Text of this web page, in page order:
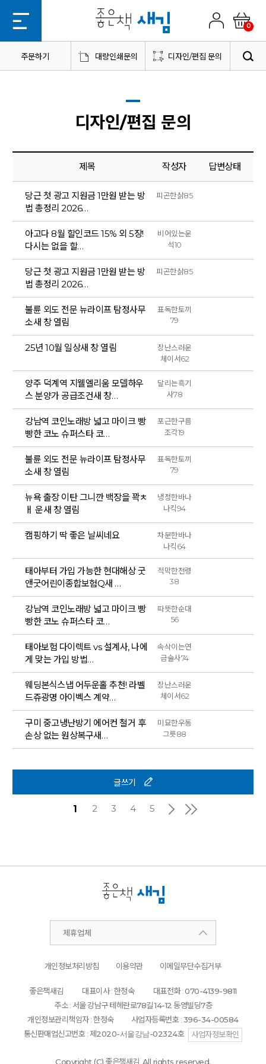
0
주문하기 대량인쇄문의 디자인/편집 문의
디자인/편집 문의
제목 작성자 답변상태
당근 첫 광고 지원금 1만원 받는 방
법 총정리 2026…
피곤한삵85
아고다 8월 할인코드 15% 외 5장!
다시는 없을 할…
비어있는운
석10
당근 첫 광고 지원금 1만원 받는 방
법 총정리 2026…
피곤한삵85
불륜 외도 전문 뉴라이프 탐정사무
소새 창 열림
표독한토끼
79
25년 10월 일상새 창 열림
장난스러운
체이서62
양주 덕계역 지웰엘리움 모델하우
스 분양가 공급조건새 창…
달리는흑기
사78
강남역 코인노래방 넓고 마이크 빵
빵한 코노 슈퍼스타 코…
포근한구름
조각19
불륜 외도 전문 뉴라이프 탐정사무
소새 창 열림
표독한토끼
79
뉴욕 출장 이탄 그니깐 백장을 꽉ㅊ
ㅐ 운새 창 열림
냉정한바나
나킥94
캠핑하기 딱 좋은 날씨네요
차분한바나
나킥64
태아부터 가입 가능한 현대해상 굿
앤굿어린이종합보험Q새 …
적막한전령
38
강남역 코인노래방 넓고 마이크 빵
빵한 코노 슈퍼스타 코…
따뜻한순대
56
태아보험 다이렉트 vs 설계사, 나에
게 맞는 가입 방법…
속삭이는연
금술사74
웨딩본식스냅 어두운홀 추천! 라벨
드쥬광명 아이벡스 계약…
장난스러운
체이서62
구미 중고냉난방기 에어컨 철거 후
손상 없는 원상복구새…
미묘한우동
그릇88
글쓰기
1 2 3 4 5
제휴업체
개인정보처리방침 이용약관 이메일무단수집거부
좋은책새김 대표이사 : 한정숙 대표전화 :070-4139-9811
주소 : 서울 강남구 테헤란로78길14-12 동영빌딩7층
개인정보관리책임자 : 한정숙
사업자등록번호 :396-34-00584
통신판매업신고번호 : 제 2020-서울강남-02324호 사업자정보확인
Copyright (C) 좋은책새김. All rights reserved.